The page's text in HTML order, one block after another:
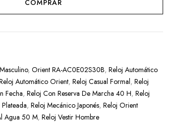
COMPRAR
,Orient RA-AC0E02S30B,Reloj Automático
Automático Orient,Reloj Casual Formal,Reloj
Fecha,Reloj Con Reserva De Marcha 40 H,Reloj
,Reloj Mecánico Japonés,Reloj Orient
Agua 50 M,Reloj Vestir Hombre